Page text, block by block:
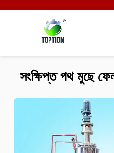
সংক্ষিপ্ত পথ মুছে